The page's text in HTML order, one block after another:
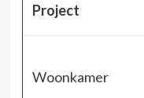
Project
Woonkamer